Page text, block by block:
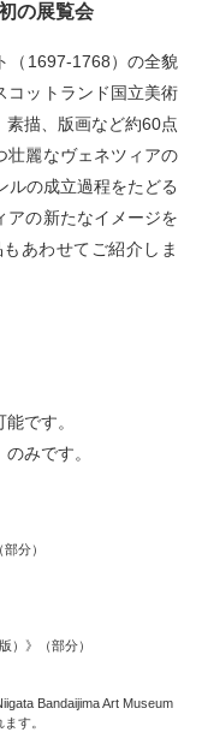
の展覧会
（1697-1768）の全貌
コットランド国立美術
描、版画など約60点
壮麗なヴェネツィアの
ルの成立過程をたどる
アの新たなイメージを
あわせてご紹介しま
です。
みです。
分）
）》（部分）
Bandaijima Art Museum
す。